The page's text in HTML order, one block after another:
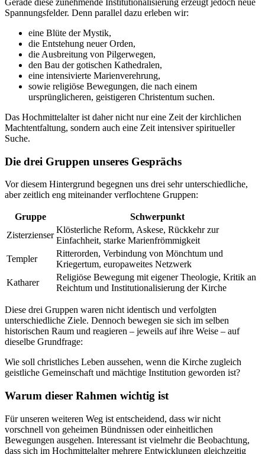
Gerade diese zunehmende Institutionalisierung erzeugt jedoch neue
Spannungsfelder. Denn parallel dazu erleben wir:
eine Blüte der Mystik,
die Entstehung neuer Orden,
die Ausbreitung von Pilgerwegen,
den Bau der gotischen Kathedralen,
eine intensivierte Marienverehrung,
sowie religiöse Bewegungen, die nach einem
ursprünglicheren, geistigeren Christentum suchen.
Das Hochmittelalter ist daher nicht nur eine Zeit der kirchlichen
Machtentfaltung, sondern auch eine Zeit intensiver spiritueller
Suche.
Die drei Gruppen unseres Gesprächs
Vor diesem Hintergrund begegnen uns drei sehr unterschiedliche,
aber zeitlich eng miteinander verflochtene Gruppen:
Gruppe
Schwerpunkt
Zisterzienser
Klösterliche Reform, Askese, Rückkehr zur
Einfachheit, starke Marienfrömmigkeit
Templer
Ritterorden, Verbindung von Mönchtum und
Kriegertum, europaweites Netzwerk
Katharer
Religiöse Bewegung mit eigener Theologie, Kritik an
Reichtum und Institutionalisierung der Kirche
Diese drei Gruppen waren nicht identisch und verfolgten
unterschiedliche Ziele. Dennoch bewegen sie sich im selben
historischen Raum und reagieren – jeweils auf ihre Weise – auf
dieselbe Grundfrage:
Wie soll christliches Leben aussehen, wenn die Kirche zugleich
geistliche Gemeinschaft und mächtige Institution geworden ist?
Warum dieser Rahmen wichtig ist
Für unseren weiteren Weg ist entscheidend, dass wir nicht
vorschnell von geheimen Bündnissen oder einheitlichen
Bewegungen ausgehen. Interessant ist vielmehr die Beobachtung,
dass sich im Hochmittelalter mehrere Entwicklungen gleichzeitig